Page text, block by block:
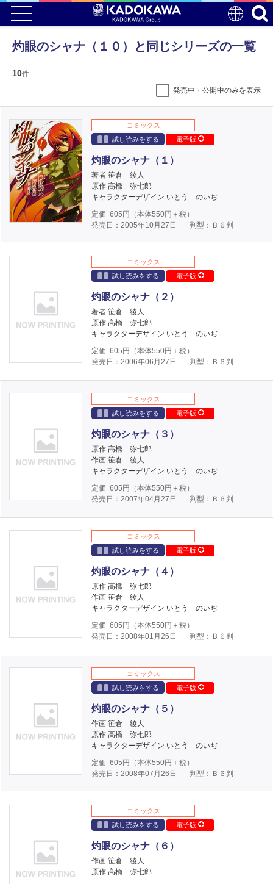
灼眼のシャナ（１０）と同じシリーズの一覧
10件
発売中・公開中のみを表示
コミックス
試し読みをする
電子版
灼眼のシャナ（１）
著者 笹倉 綾人
原作 高橋 弥七郎
キャラクターデザイン いとう のいぢ
定価 605 円（本体550円＋税）
発売日：2005年10月27日
判型：Ｂ６判
コミックス
試し読みをする
電子版
灼眼のシャナ（２）
著者 笹倉 綾人
原作 高橋 弥七郎
キャラクターデザイン いとう のいぢ
定価 605 円（本体550円＋税）
発売日：2006年06月27日
判型：Ｂ６判
コミックス
試し読みをする
電子版
灼眼のシャナ（３）
原作 高橋 弥七郎
作画 笹倉 綾人
キャラクターデザイン いとう のいぢ
定価 605 円（本体550円＋税）
発売日：2007年04月27日
判型：Ｂ６判
コミックス
試し読みをする
電子版
灼眼のシャナ（４）
原作 高橋 弥七郎
作画 笹倉 綾人
キャラクターデザイン いとう のいぢ
定価 605 円（本体550円＋税）
発売日：2008年01月26日
判型：Ｂ６判
コミックス
試し読みをする
電子版
灼眼のシャナ（５）
作画 笹倉 綾人
原作 高橋 弥七郎
キャラクターデザイン いとう のいぢ
定価 605 円（本体550円＋税）
発売日：2008年07月26日
判型：Ｂ６判
コミックス
試し読みをする
電子版
灼眼のシャナ（６）
作画 笹倉 綾人
原作 高橋 弥七郎